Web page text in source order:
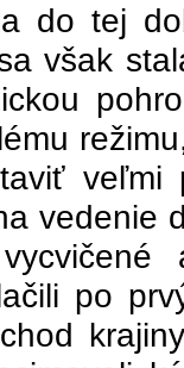
do tej
však
veľmi
vedenie
po